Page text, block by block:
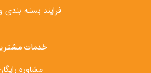
فرایند بسته بندی
خدمات
مشاوره